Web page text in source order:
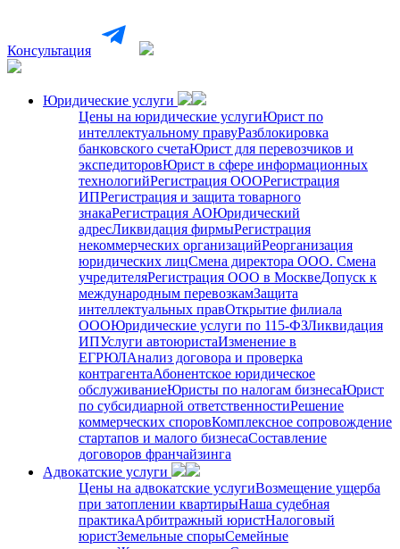
Консультация
Юридические услуги
Цены на юридические услугиЮрист по
интеллектуальному правуРазблокировка
банковского счетаЮрист для перевозчиков и
экспедиторовЮрист в сфере информационных
технологийРегистрация ОООРегистрация
ИПРегистрация и защита товарного
знакаРегистрация АОЮридический
адресЛиквидация фирмыРегистрация
некоммерческих организацийРеорганизация
юридических лицСмена директора ООО. Смена
учредителяРегистрация ООО в МосквеДопуск к
международным перевозкамЗащита
интеллектуальных правОткрытие филиала
ОООЮридические услуги по 115-ФЗЛиквидация
ИПУслуги автоюристаИзменение в
ЕГРЮЛАнализ договора и проверка
контрагентаАбонентское юридическое
обслуживаниеЮристы по налогам бизнесаЮрист
по субсидиарной ответственностиРешение
коммерческих споровКомплексное сопровождение
стартапов и малого бизнесаСоставление
договоров франчайзинга
Адвокатские услуги
Цены на адвокатские услугиВозмещение ущерба
при затоплении квартирыНаша судебная
практикаАрбитражный юристНалоговый
юристЗемельные спорыСемейные